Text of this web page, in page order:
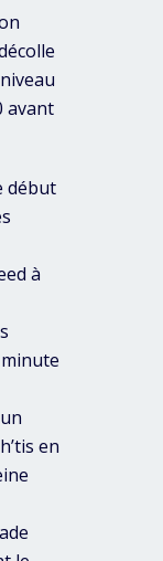
avant
début
à
en